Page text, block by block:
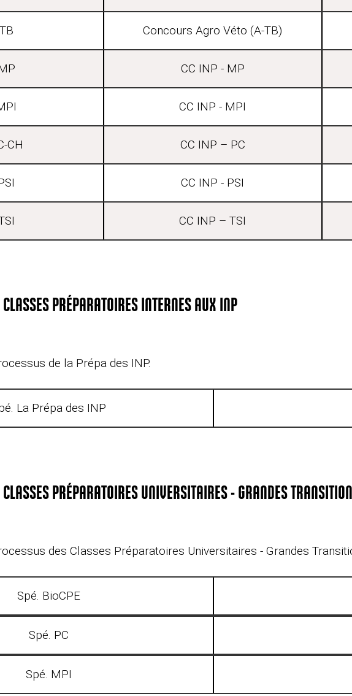
Concours Agro Véto (A-TB)
CC INP - MP
CC INP - MPI
CH CC INP – PC
CC INP - PSI
CC INP – TSI
PRÉPARATOIRES INTERNES AUX INP
de la Prépa des INP.
La Prépa des INP
PRÉPARATOIRES UNIVERSITAIRES - GRANDES
des Classes Préparatoires Universitaires - Grandes
Spé. BioCPE
Spé. PC
Spé. MPI